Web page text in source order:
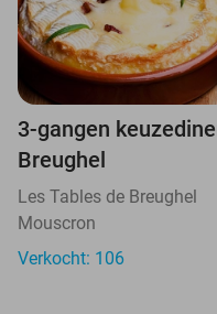
3-gangen
Breughel
Les Tables de Breughel
Mouscron
Verkocht: 106